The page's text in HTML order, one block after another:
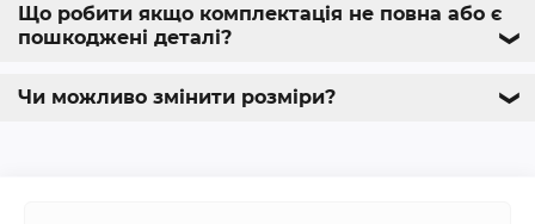
Що робити якщо комплектація не повна або є
пошкоджені деталі?
❯
Чи можливо змінити розміри? ❯